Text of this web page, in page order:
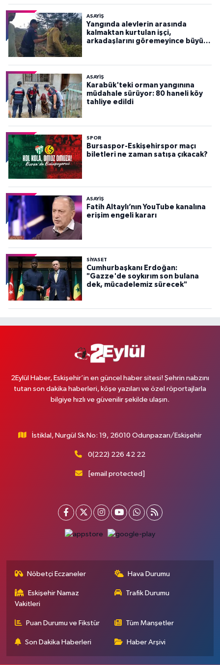
ASAYİŞ
Yangında alevlerin arasında
kalmaktan kurtulan işçi,
arkadaşlarını göremeyince büyük
ASAYİŞ
Karabük'teki orman yangınına
müdahale sürüyor: 80 haneli köy
tahliye edildi
SPOR
Bursaspor-Eskişehirspor maçı
biletleri ne zaman satışa çıkacak?
ASAYİŞ
Fatih Altaylı’nın YouTube kanalına
erişim engeli kararı
SİYASET
Cumhurbaşkanı Erdoğan:
"Gazze'de soykırım son bulana
dek, mücadelemiz sürecek"
2Eylül Haber, Eskişehir’in en güncel haber sitesi! Şehrin nabzını
tutan son dakika haberleri, köşe yazıları ve özel röportajlarla
bilgiye hızlı ve güvenilir şekilde ulaşın.
İstiklal, Nurgül Sk No: 19, 26010 Odunpazarı/Eskişehir
0(222) 226 42 22
[email protected]
Nöbetçi Eczaneler Hava Durumu
Eskişehir Namaz
Vakitleri
Trafik Durumu
Puan Durumu ve Fikstür Tüm Manşetler
Son Dakika Haberleri Haber Arşivi